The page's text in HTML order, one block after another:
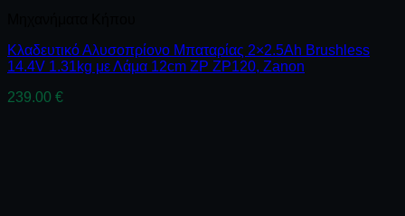
Κλαδευτικό Αλυσοπρίονο Μπαταρίας 2×2.5Ah Brushless
14.4V 1.31kg με Λάμα 12cm ZP ZP120, Zanon
239.00 €